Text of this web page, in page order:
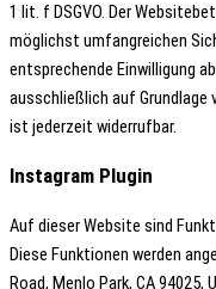
1 lit. f DSGVO. Der
möglichst umfangreichen
entsprechende Einwilligung
ausschließlich auf Grundlage
ist jederzeit widerrufbar.
Instagram Plugin
Auf dieser Website sind
Diese Funktionen werden
Road, Menlo Park, CA 94025,